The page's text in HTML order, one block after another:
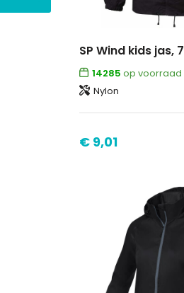
SP Wind kids jas,
14285 op voorraad
Nylon
€ 9,01